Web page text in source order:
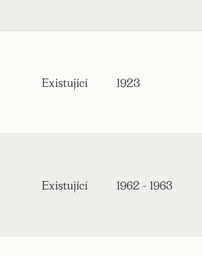
Existující 1923
Existující 1962 - 1963